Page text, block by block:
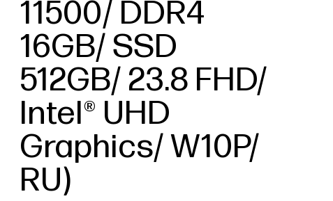
11500/ DDR4
16GB/ SSD
512GB/ 23.8 FHD/
Intel® UHD
Graphics/ W10P/
RU)